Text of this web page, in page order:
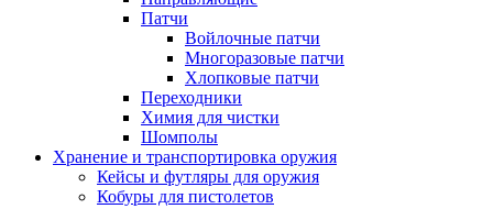
Патчи
Войлочные патчи
Многоразовые патчи
Хлопковые патчи
Переходники
Химия для чистки
Шомполы
Хранение и транспортировка оружия
Кейсы и футляры для оружия
Кобуры для пистолетов